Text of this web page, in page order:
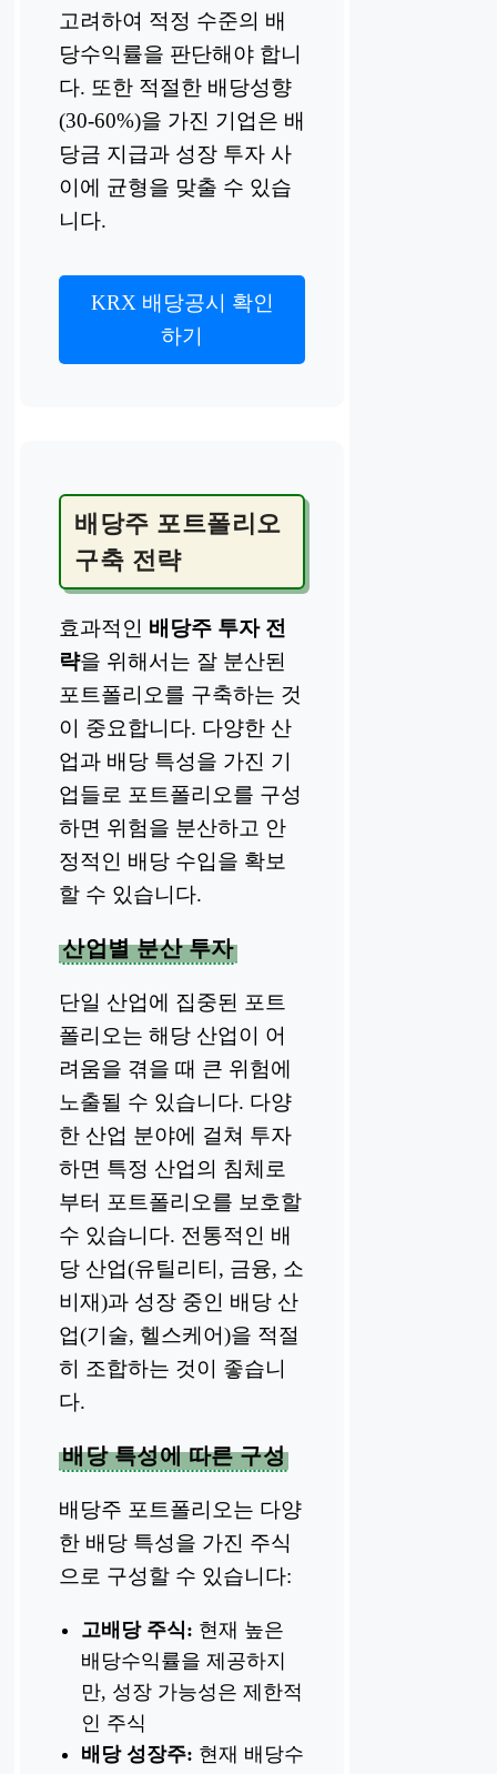
고려하여 적정 수준의 배
당수익률을 판단해야 합니
다. 또한 적절한 배당성향
(30-60%)을 가진 기업은 배
당금 지급과 성장 투자 사
이에 균형을 맞출 수 있습
니다.
KRX 배당공시 확인
하기
배당주 포트폴리오
구축 전략
효과적인 배당주 투자 전
략을 위해서는 잘 분산된
포트폴리오를 구축하는 것
이 중요합니다. 다양한 산
업과 배당 특성을 가진 기
업들로 포트폴리오를 구성
하면 위험을 분산하고 안
정적인 배당 수입을 확보
할 수 있습니다.
산업별 분산 투자
단일 산업에 집중된 포트
폴리오는 해당 산업이 어
려움을 겪을 때 큰 위험에
노출될 수 있습니다. 다양
한 산업 분야에 걸쳐 투자
하면 특정 산업의 침체로
부터 포트폴리오를 보호할
수 있습니다. 전통적인 배
당 산업(유틸리티, 금융, 소
비재)과 성장 중인 배당 산
업(기술, 헬스케어)을 적절
히 조합하는 것이 좋습니
다.
배당 특성에 따른 구성
배당주 포트폴리오는 다양
한 배당 특성을 가진 주식
으로 구성할 수 있습니다:
고배당 주식: 현재 높은
배당수익률을 제공하지
만, 성장 가능성은 제한적
인 주식
배당 성장주: 현재 배당수